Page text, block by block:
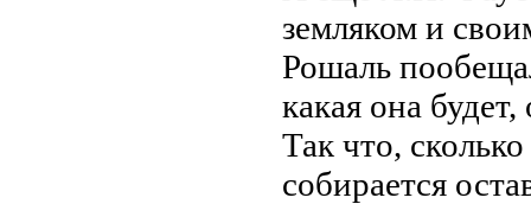
земляком и
Рошаль
какая она
Так что,
собирается